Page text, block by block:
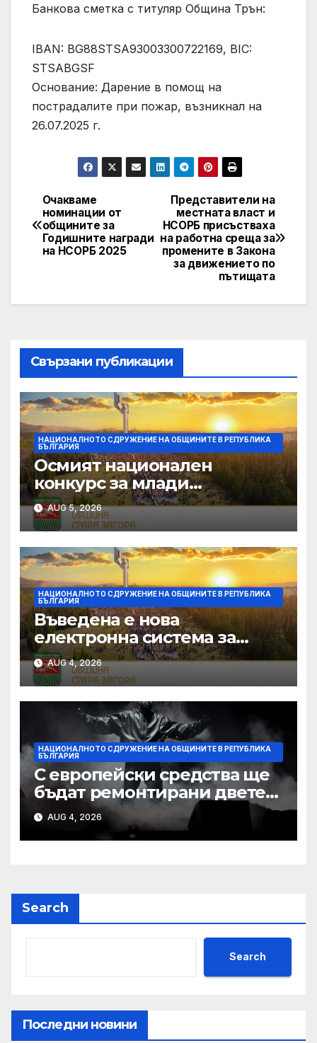
Банкова сметка с титуляр Община Трън:
IBAN: BG88STSA93003300722169, BIC:
STSABGSF
Основание: Дарение в помощ на
пострадалите при пожар, възникнал на
26.07.2025 г.
Post
navigation
Представители на
местната власт и
НСОРБ присъстваха
на работна среща за
промените в Закона
за движението по
пътищата
Очакваме
номинации от
общините за
Годишните награди
на НСОРБ 2025
Свързани публикации
НАЦИОНАЛНОТО СДРУЖЕНИЕ НА ОБЩИНИТЕ В РЕПУБЛИКА
БЪЛГАРИЯ
Осмият национален
конкурс за млади
изпълнители „Дунавски
звезди“ се подготвя в
Силистра
AUG 5, 2026
НАЦИОНАЛНОТО СДРУЖЕНИЕ НА ОБЩИНИТЕ В РЕПУБЛИКА
БЪЛГАРИЯ
Въведена е нова
електронна система за
кандидатстване по
Национален фонд
„Култура“
AUG 4, 2026
НАЦИОНАЛНОТО СДРУЖЕНИЕ НА ОБЩИНИТЕ В РЕПУБЛИКА
БЪЛГАРИЯ
С европейски средства ще
бъдат ремонтирани двете
най-стари училища в Ямбол
AUG 4, 2026
Search
Search
Последни новини